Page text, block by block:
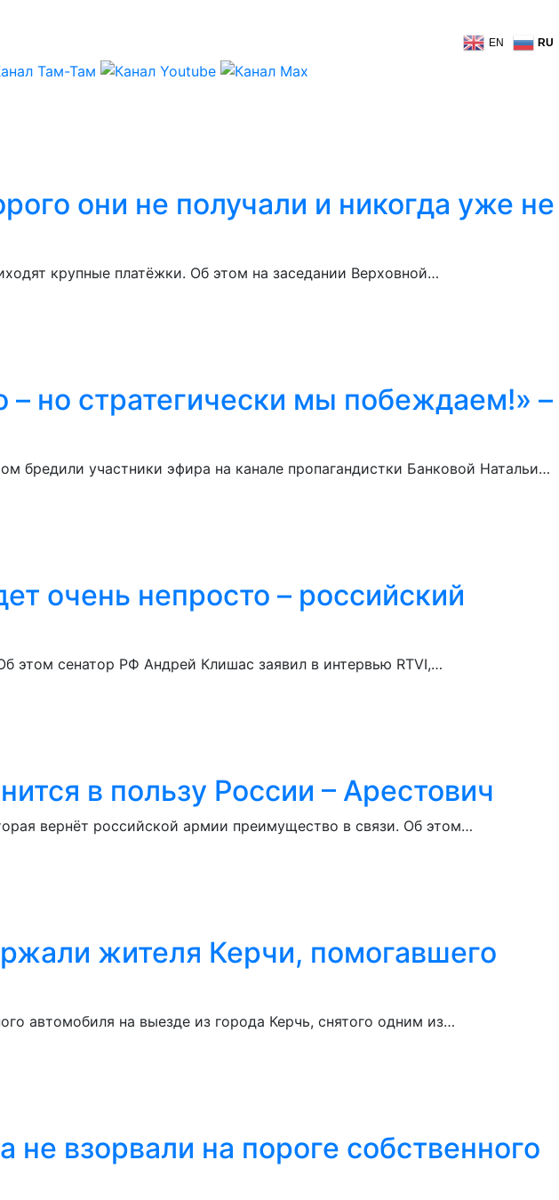
EN RU
они не получали и никогда уже не
крупные платёжки. Об этом на заседании Верховной…
но стратегически мы побеждаем!» –
бредили участники эфира на канале пропагандистки Банковой Натальи…
очень непросто – российский
этом сенатор РФ Андрей Клишас заявил в интервью RTVI,…
в пользу России – Арестович
вернёт российской армии преимущество в связи. Об этом…
жителя Керчи, помогавшего
автомобиля на выезде из города Керчь, снятого одним из…
взорвали на пороге собственного